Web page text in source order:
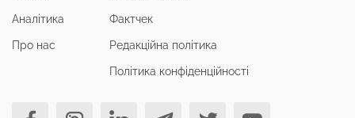
Аналітика
Про нас
Фактчек
Редакційна політика
Політика конфіденційності